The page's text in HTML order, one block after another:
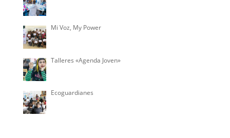
Mi Voz, My Power
Talleres «Agenda Joven»
Ecoguardianes